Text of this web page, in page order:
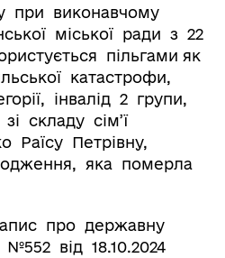
при виконавчому
міської ради з 22
пільгами як
катастрофи,
інвалід 2 групи,
складу сім’ї
Раїсу Петрівну,
яка померла
про державну
від 18.10.2024